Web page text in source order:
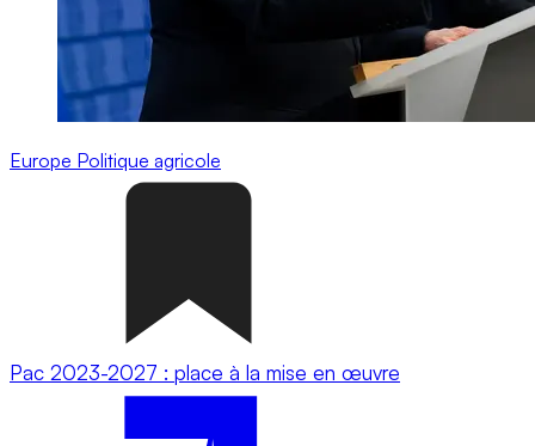
Europe Politique agricole
Pac 2023-2027 : place à la mise en œuvre